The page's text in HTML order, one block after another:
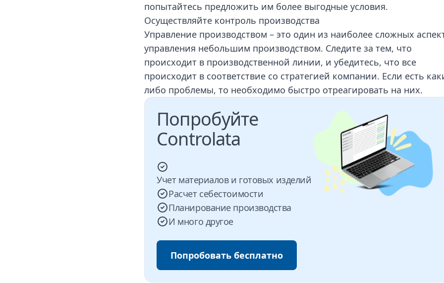
попытайтесь предложить им более выгодные условия.
Осуществляйте контроль производства
Управление производством – это один из наиболее сложных
управления небольшим производством. Следите за тем, что
происходит в производственной линии, и убедитесь, что все
происходит в соответствие со стратегией компании. Если есть
либо проблемы, то необходимо быстро отреагировать на них.
Попробуйте
Controlata
Учет материалов и готовых изделий
Расчет себестоимости
Планирование производства
И много другое
Попробовать бесплатно